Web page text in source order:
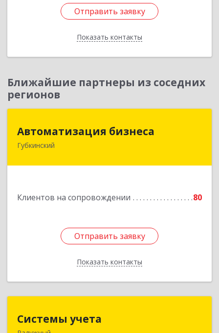
Отправить заявку
Показать контакты
Отправить заявку
Назад
Ближайшие партнеры из соседних
регионов
Автоматизация бизнеса
Губкинский
Клиентов на сопровождении 80
Отправить заявку
Показать контакты
Автоматизация бизнеса
629830, Ямало-Ненецкий АО, Губкинский г,
Отправить заявку
Назад
Системы учета